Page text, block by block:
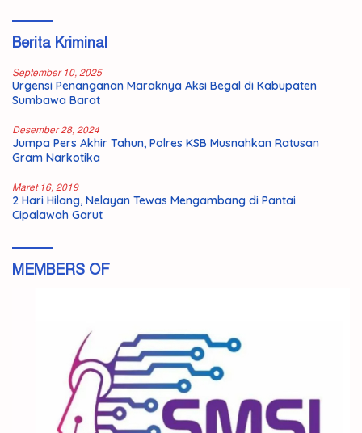
Berita Kriminal
September 10, 2025
Urgensi Penanganan Maraknya Aksi Begal di Kabupaten
Sumbawa Barat
Desember 28, 2024
Jumpa Pers Akhir Tahun, Polres KSB Musnahkan Ratusan
Gram Narkotika
Maret 16, 2019
2 Hari Hilang, Nelayan Tewas Mengambang di Pantai
Cipalawah Garut
MEMBERS OF